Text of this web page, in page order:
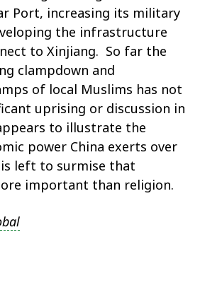
Port, increasing its military
the infrastructure
to Xinjiang. So far the
clampdown and
of local Muslims has not
uprising or discussion in
to illustrate the
power China exerts over
left to surmise that
important than religion.